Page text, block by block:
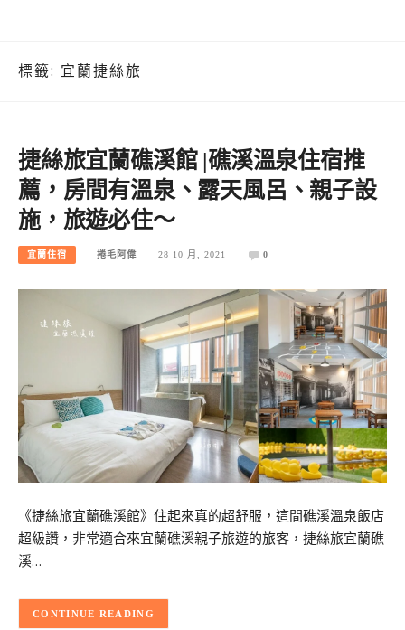
標籤: 宜蘭捷絲旅
捷絲旅宜蘭礁溪館 |礁溪溫泉住宿推
薦，房間有溫泉、露天風呂、親子設
施，旅遊必住～
宜蘭住宿 捲毛阿偉 28 10 月, 2021 0
《捷絲旅宜蘭礁溪館》住起來真的超舒服，這間礁溪溫泉飯店
超級讚，非常適合來宜蘭礁溪親子旅遊的旅客，捷絲旅宜蘭礁
溪…
CONTINUE READING